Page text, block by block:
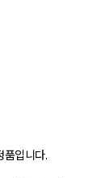
품입니다.